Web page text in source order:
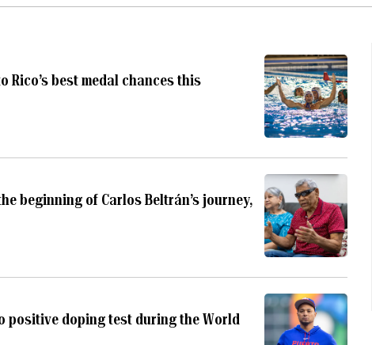
Rico’s best medal chances this
beginning of Carlos Beltrán’s journey,
positive doping test during the World